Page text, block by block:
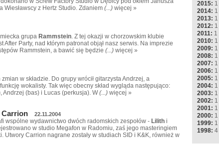
z Hertz Studio. Zdaniem (...) więcej »
grupa Rammstein. Z tej okazji w chorzowskim klubie
Party, nad którym patronat objął nasz serwis. Na imprezie
Rammstein, a bawić się będzie (...) więcej »
w składzie. Do grupy wrócił gitarzysta Andrzej, a
wokalisty. Tak więc obecny skład wygląda następująco:
Andrzej (bas) i Lucas (perkusja). W (...) więcej »
22.11.2004
wspólne wydawnictwo dwóch radomskich zespołów - Lilith i
w studio Megafon w Radomiu, zaś jego masteringiem
Utwory Carrion nagrane zostały w studiach SID i K&K, również w
2015: 1
2014: 1
2013: 1
2012: 1
2011: 1
2010: 1
2009: 1
2008: 1
2007: 1
2006: 1
2005: 1
2004: 1
2003: 1
2002: 1
2001: 1
2000: 1
1999: 1
1998: 4